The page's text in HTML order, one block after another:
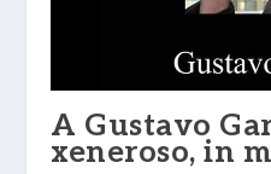
A Gustavo
xeneroso, in